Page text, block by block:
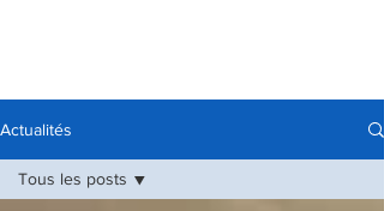
Actualités
Tous les posts